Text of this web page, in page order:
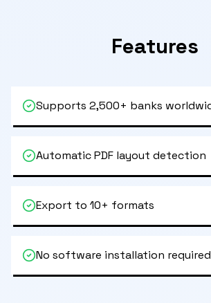
Features
Supports 2,500+ banks
Automatic PDF layout detection
Export to 10+ formats
No software installation required